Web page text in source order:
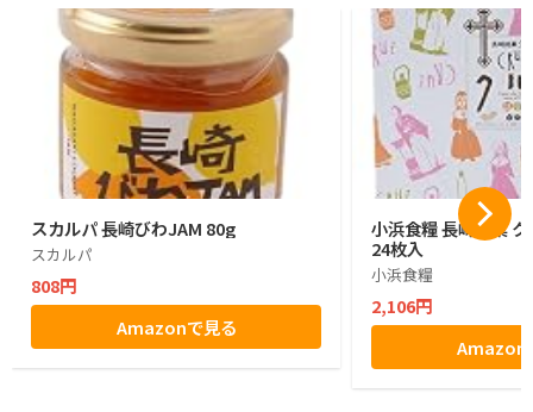
スカルパ 長崎びわJAM 80g
スカルパ
808円
Amazonで見る
小浜食糧 長崎銘菓
24枚入
小浜食糧
2,106円
Amazon